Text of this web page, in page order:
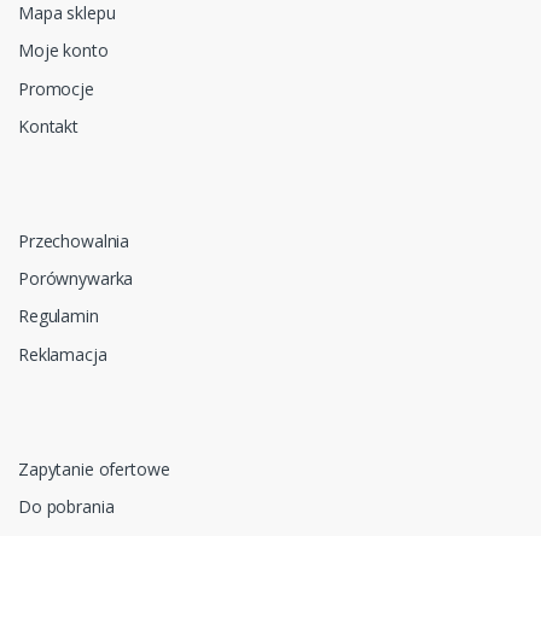
Mapa sklepu
Moje konto
Promocje
Kontakt
Przechowalnia
Porównywarka
Regulamin
Reklamacja
Zapytanie ofertowe
Do pobrania